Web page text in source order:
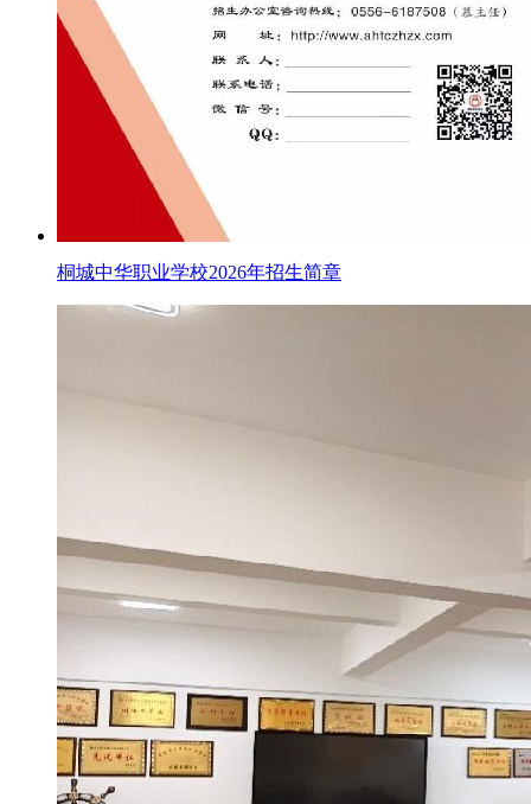
桐城中华职业学校2026年招生简章